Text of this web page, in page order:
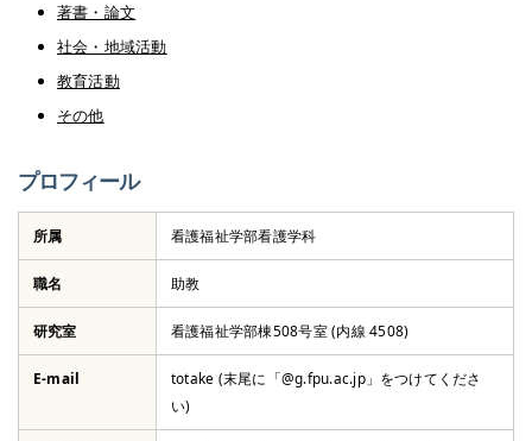
著書・論文
社会・地域活動
教育活動
その他
プロフィール
所属 看護福祉学部看護学科
職名 助教
研究室 看護福祉学部棟508号室 (内線 4508)
E-mail
totake (末尾に「@g.fpu.ac.jp」をつけてくださ
い)